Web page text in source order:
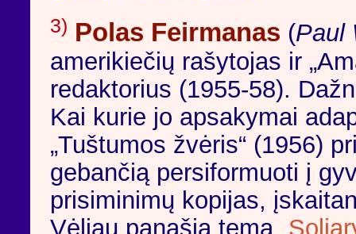
3) Polas Feirmanas (Paul
amerikiečių rašytojas ir
redaktorius (1955-58).
Kai kurie jo apsakymai
„Tuštumos žvėris“ (1956)
gebančią persiformuoti į
prisiminimų kopijas,
Vėliau panašią temą „